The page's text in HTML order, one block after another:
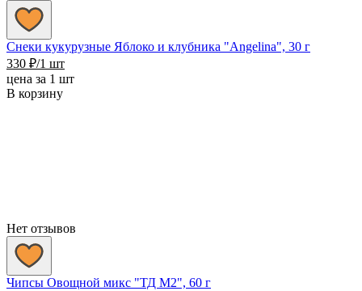
Снеки кукурузные Яблоко и клубника "Angelina", 30 г
330 ₽/1 шт
цена за 1 шт
В корзину
Нет отзывов
Чипсы Овощной микс "ТД М2", 60 г